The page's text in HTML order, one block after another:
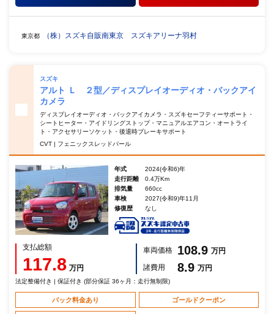
東京都 （株）スズキ自販南東京 スズキアリーナ羽村
スズキ
アルト Ｌ ２型／ディスプレイオーディオ・バックアイ
カメラ
ディスプレイオーディオ・バックアイカメラ・スズキセーフティーサポート・
シートヒーター・アイドリングストップ・マニュアルエアコン・オートライ
ト・アクセサリーソケット・後退時ブレーキサポート
CVT | フェニックスレッドパール
年式
2024(令和6)年
走行距離
0.4万Km
排気量
660cc
車検
2027(令和9)年11月
修復歴
なし
支払総額
117.8 万円
車両価格 108.9 万円
諸費用
8.9 万円
法定整備付き | 保証付き (部分保証 36ヶ月：走行無制限)
パック料金あり ゴールドクーポン